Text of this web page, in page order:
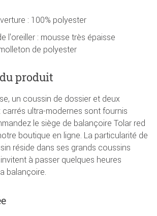
: 100% polyester
l'oreiller : mousse très épaisse
de polyester
produit
un coussin de dossier et deux
ultra-modernes sont fournis
le siège de balançoire Tolar red
boutique en ligne. La particularité de
réside dans ses grands coussins
à passer quelques heures
balançoire.